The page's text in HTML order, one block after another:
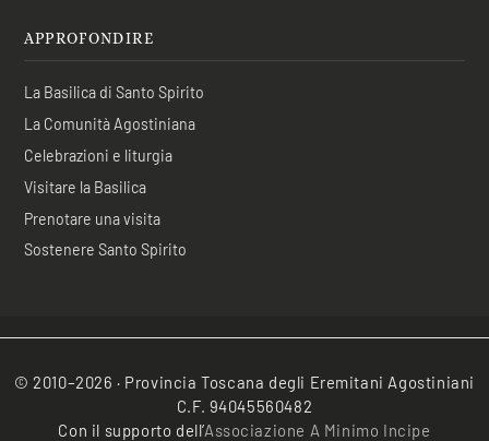
APPROFONDIRE
La Basilica di Santo Spirito
La Comunità Agostiniana
Celebrazioni e liturgia
Visitare la Basilica
Prenotare una visita
Sostenere Santo Spirito
© 2010–2026 · Provincia Toscana degli Eremitani Agostiniani
C.F. 94045560482
Con il supporto dell’Associazione A Minimo Incipe